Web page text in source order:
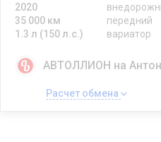
2020
35 000 км
1.3 л (150 л.с.)
передний
вариатор
АВТОЛЛИОН на
Расчет обмена